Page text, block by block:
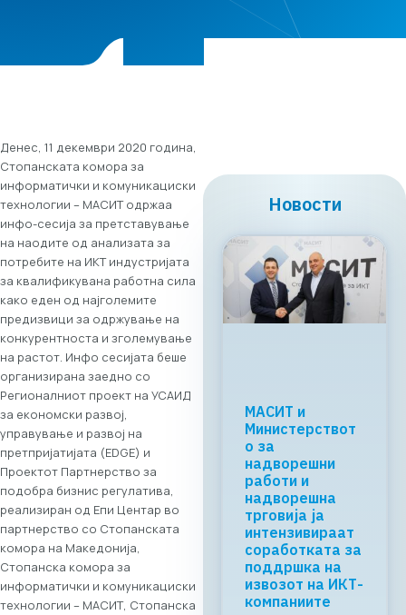
Денес, 11 декември 2020 година,
Стопанската комора за
информатички и комуникациски
технологии – МАСИТ одржаа
инфо-сесија за претставување
на наодите од анализата за
потребите на ИКТ индустријата
за квалификувана работна сила
како еден од најголемите
предизвици за одржување на
конкурентноста и зголемување
на растот. Инфо сесијата беше
организирана заедно со
Регионалниот проект на УСАИД
за економски развој,
управување и развој на
претпријатијата (EDGE) и
Проектот Партнерство за
подобра бизнис регулатива,
реализиран од Епи Центар во
партнерство со Стопанската
комора на Македонија,
Стопанска комора за
информатички и комуникациски
технологии – МАСИТ, Стопанска
Новости
Регионалната
tech соработка
започнува во
Скопје: Digital
Bridge &
Business ICT
Forum 2026 –
04.06.2026
За првпат се
создава
организирана